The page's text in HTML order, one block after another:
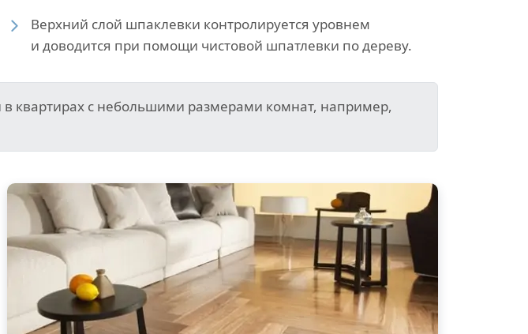
Верхний слой шпаклевки контролируется уровнем
и доводится при помощи чистовой шпатлевки по дереву.
квартирах с небольшими размерами комнат, например,